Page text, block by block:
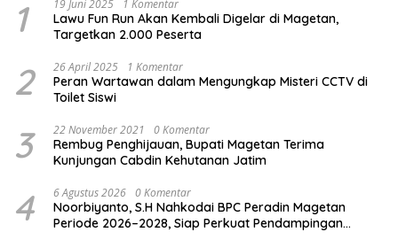
1 19 Juni 2025 1 Komentar
Lawu Fun Run Akan Kembali Digelar di Magetan,
Targetkan 2.000 Peserta
2 26 April 2025 1 Komentar
Peran Wartawan dalam Mengungkap Misteri CCTV di
Toilet Siswi
3 22 November 2021 0 Komentar
Rembug Penghijauan, Bupati Magetan Terima
Kunjungan Cabdin Kehutanan Jatim
4 6 Agustus 2026 0 Komentar
Noorbiyanto, S.H Nahkodai BPC Peradin Magetan
Periode 2026–2028, Siap Perkuat Pendampingan